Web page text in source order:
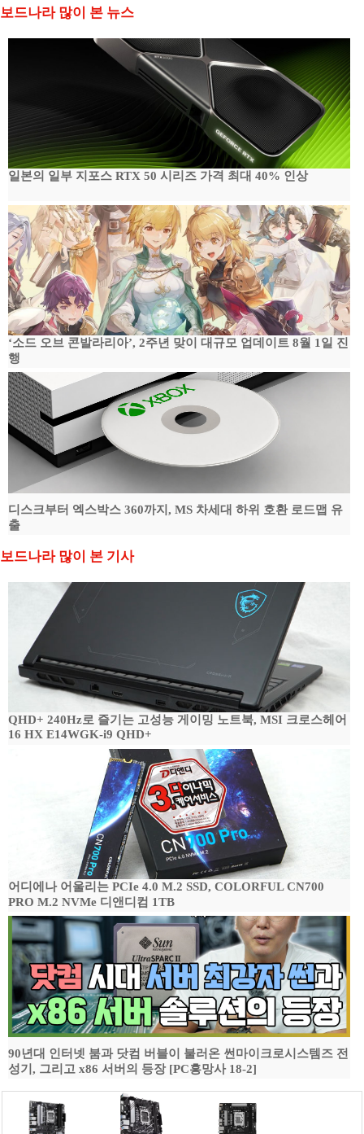
보드나라 많이 본 뉴스
일본의 일부 지포스 RTX 50 시리즈 가격 최대 40% 인상
‘소드 오브 콘발라리아’, 2주년 맞이 대규모 업데이트 8월 1일 진
행
디스크부터 엑스박스 360까지, MS 차세대 하위 호환 로드맵 유
출
보드나라 많이 본 기사
QHD+ 240Hz로 즐기는 고성능 게이밍 노트북, MSI 크로스헤어
16 HX E14WGK-i9 QHD+
어디에나 어울리는 PCIe 4.0 M.2 SSD, COLORFUL CN700
PRO M.2 NVMe 디앤디컴 1TB
90년대 인터넷 붐과 닷컴 버블이 불러온 썬마이크로시스템즈 전
성기, 그리고 x86 서버의 등장 [PC흥망사 18-2]